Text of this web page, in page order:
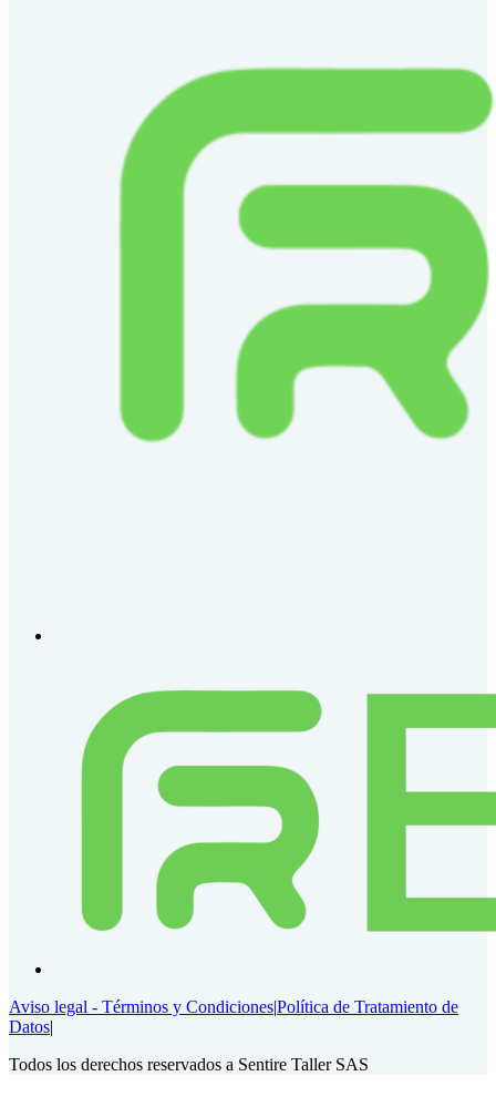
Aviso legal - Términos y Condiciones|Política de Tratamiento de
Datos|
Todos los derechos reservados a Sentire Taller SAS